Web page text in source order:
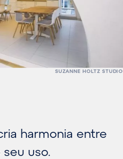
SUZANNE HOLTZ STUDIO
harmonia entre
uso.